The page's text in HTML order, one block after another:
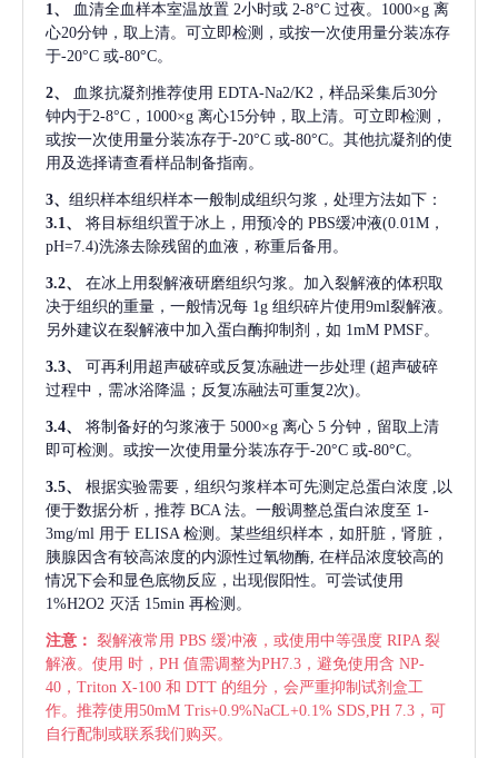
1、 血清全血样本室温放置 2小时或 2-8°C 过夜。1000×g 离
心20分钟，取上清。可立即检测，或按一次使用量分装冻存
于-20°C 或-80°C。
2、 血浆抗凝剂推荐使用 EDTA-Na2/K2，样品采集后30分
钟内于2-8°C，1000×g 离心15分钟，取上清。可立即检测，
或按一次使用量分装冻存于-20°C 或-80°C。其他抗凝剂的使
用及选择请查看样品制备指南。
3、 组织样本组织样本一般制成组织匀浆，处理方法如下：
3.1、
将目标组织置于冰上，用预冷的 PBS缓冲液(0.01M，
pH=7.4)洗涤去除残留的血液，称重后备用。
3.2、
在冰上用裂解液研磨组织匀浆。加入裂解液的体积取
决于组织的重量，一般情况每 1g 组织碎片使用9ml裂解液。
另外建议在裂解液中加入蛋白酶抑制剂，如 1mM PMSF。
3.3、 可再利用超声破碎或反复冻融进一步处理 (超声破碎
过程中，需冰浴降温；反复冻融法可重复2次)。
3.4、 将制备好的匀浆液于 5000×g 离心 5 分钟，留取上清
即可检测。或按一次使用量分装冻存于-20°C 或-80°C。
3.5、 根据实验需要，组织匀浆样本可先测定总蛋白浓度 ,以
便于数据分析，推荐 BCA 法。一般调整总蛋白浓度至 1-
3mg/ml 用于 ELISA 检测。某些组织样本，如肝脏，肾脏，
胰腺因含有较高浓度的内源性过氧物酶, 在样品浓度较高的
情况下会和显色底物反应，出现假阳性。可尝试使用
1%H2O2 灭活 15min 再检测。
注意： 裂解液常用 PBS 缓冲液，或使用中等强度 RIPA 裂
解液。使用 时，PH 值需调整为PH7.3，避免使用含 NP-
40，Triton X-100 和 DTT 的组分，会严重抑制试剂盒工
作。推荐使用50mM Tris+0.9%NaCL+0.1% SDS,PH 7.3，可
自行配制或联系我们购买。